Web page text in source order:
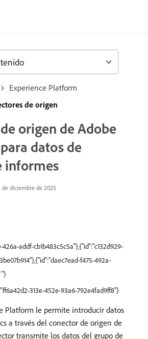
Experience Platform
de origen
origen de Adobe
datos de
informes
diciembre de 2025
addf-cb1b483c5c5a"},{"id":"c132d929-
f475-492a-
313e-452e-93a6-792e4fad9ff8"}
Platform le permite introducir datos
a través del conector de origen de
transmite los datos del grupo de